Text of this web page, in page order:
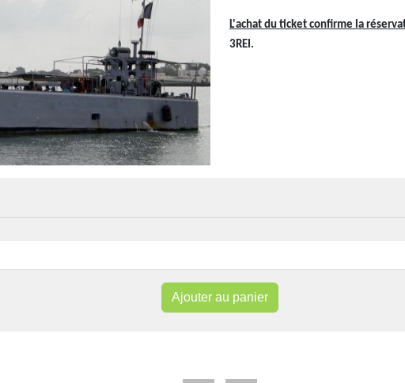
L'achat du ticket confirme la
3REI.
Ajouter au panier